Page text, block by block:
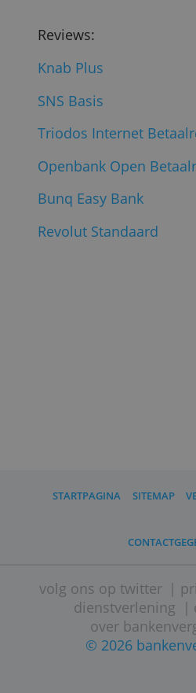
kosten per bank in
opnemen?
Let op: de kosten
buitenland kunnen
onderzocht.
Redactie
2023; Foto:
SNS Basis
Triodos Internet